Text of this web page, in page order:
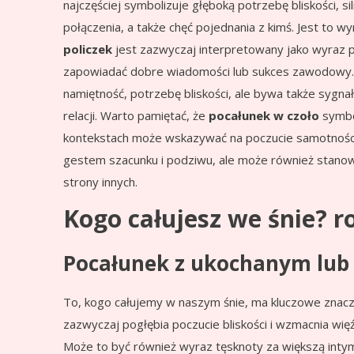
najczęściej symbolizuje głęboką potrzebę bliskości,
połączenia, a także chęć pojednania z kimś. Jest to
policzek jest zazwyczaj interpretowany jako wyraz
zapowiadać dobre wiadomości lub sukces
namiętność, potrzebę bliskości, ale bywa także
relacji. Warto pamiętać, że pocałunek w czoło
kontekstach może wskazywać na poczucie
gestem szacunku i podziwu, ale może również
strony innych.
Kogo całujesz we śnie?
Pocałunek z ukochanym
To, kogo całujemy w naszym śnie, ma kluczowe
zazwyczaj pogłębia poczucie bliskości i wzmacnia
Może to być również wyraz tęsknoty za większą